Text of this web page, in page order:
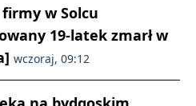
w Solcu
19-latek zmarł w
wczoraj, 09:12